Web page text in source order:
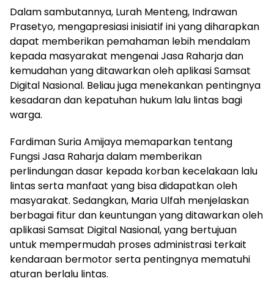
Dalam sambutannya, Lurah Menteng, Indrawan
Prasetyo, mengapresiasi inisiatif ini yang diharapkan
dapat memberikan pemahaman lebih mendalam
kepada masyarakat mengenai Jasa Raharja dan
kemudahan yang ditawarkan oleh aplikasi Samsat
Digital Nasional. Beliau juga menekankan pentingnya
kesadaran dan kepatuhan hukum lalu lintas bagi
warga.
Fardiman Suria Amijaya memaparkan tentang
Fungsi Jasa Raharja dalam memberikan
perlindungan dasar kepada korban kecelakaan lalu
lintas serta manfaat yang bisa didapatkan oleh
masyarakat. Sedangkan, Maria Ulfah menjelaskan
berbagai fitur dan keuntungan yang ditawarkan oleh
aplikasi Samsat Digital Nasional, yang bertujuan
untuk mempermudah proses administrasi terkait
kendaraan bermotor serta pentingnya mematuhi
aturan berlalu lintas.